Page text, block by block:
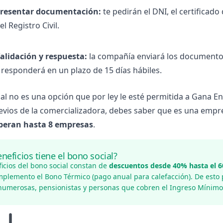
documentación: te pedirán el DNI, el
Registro Civil.
y respuesta: la compañía enviará los
en un plazo de 15 días hábiles.
no es una opción que por ley le esté permitida a Gana
de la comercializadora, debes saber que es una
hasta 8 empresas.
tiene el bono social?
del bono social constan de descuentos desde 40% hasta el
el Bono Térmico (pago anual para calefacción). De
, pensionistas y personas que cobren el Ingreso